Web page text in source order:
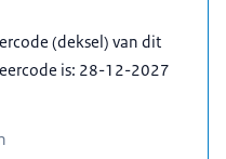
(deksel) van dit
is: 28-12-2027